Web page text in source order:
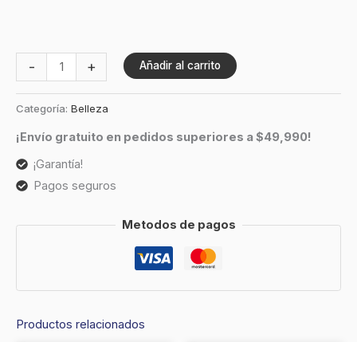
- + Añadir al carrito
Categoría: Belleza
¡Envío gratuito en pedidos superiores a $49,990!
¡Garantía!
Pagos seguros
Metodos de pagos
Productos relacionados